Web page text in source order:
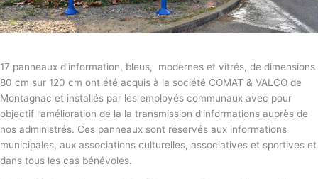
17 panneaux d’information, bleus, modernes et vitrés, de dimensions
80 cm sur 120 cm ont été acquis à la société COMAT & VALCO de
Montagnac et installés par les employés communaux avec pour
objectif l’amélioration de la la transmission d’informations auprès de
nos administrés. Ces panneaux sont réservés aux informations
municipales, aux associations culturelles, associatives et sportives et
dans tous les cas bénévoles.